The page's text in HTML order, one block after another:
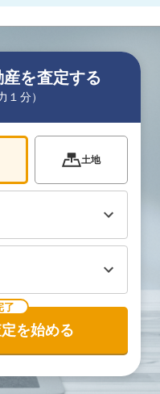
を査定する
１分）
土地
了
を始める